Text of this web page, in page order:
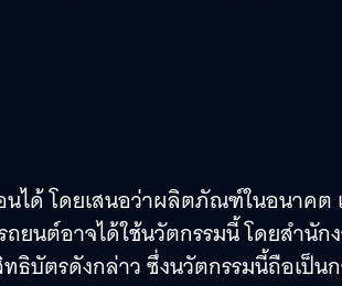
ได้ โดยเสนอว่าผลิตภัณฑ์ในอนาคต
ยนต์อาจได้ใช้นวัตกรรมนี้ โดยสำนัก
ธิบัตรดังกล่าว ซึ่งนวัตกรรมนี้ถือเป็น